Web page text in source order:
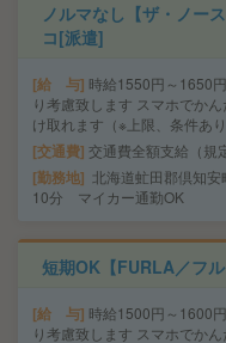
ノルマなし【ザ・ノー
コ[派遣]
給 与 時給1550円～1650
り考慮致します スマホでか
け取れます（※上限、条件あり
交通費 交通費全額支給（規
勤務地
北海道虻田郡倶知
10分 マイカー通勤OK
短期OK【FURLA／フ
給 与 時給1500円～1600
り考慮致します スマホでか